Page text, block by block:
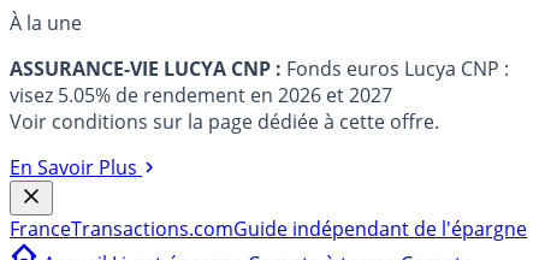
À la une
ASSURANCE-VIE LUCYA CNP : Fonds euros Lucya CNP :
visez 5.05% de rendement en 2026 et 2027
Voir conditions sur la page dédiée à cette offre.
En Savoir Plus
FranceTransactions.comGuide indépendant de l'épargne